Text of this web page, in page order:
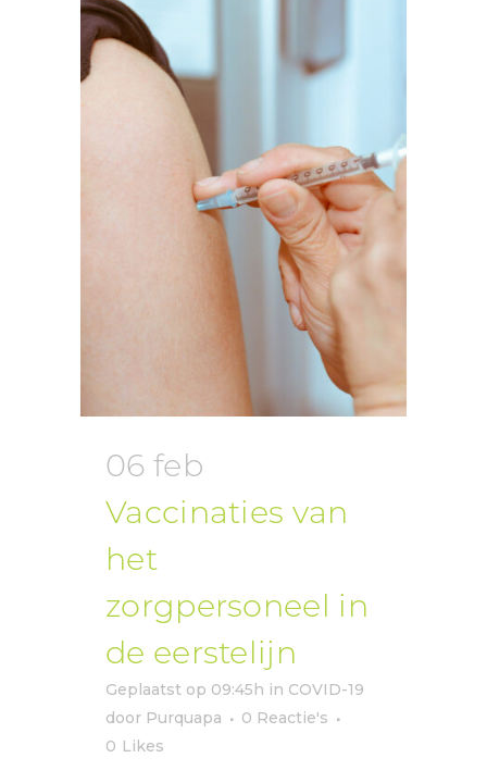
06 feb
Vaccinaties van
het
zorgpersoneel in
de eerstelijn
Geplaatst op 09:45h in COVID-19
door Purquapa
0 Reactie's
0 Likes